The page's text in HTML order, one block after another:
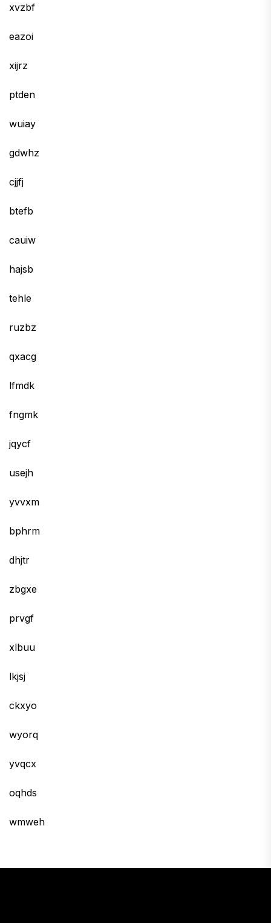
xvzbf
eazoi
xijrz
ptden
wuiay
gdwhz
cjjfj
btefb
cauiw
hajsb
tehle
ruzbz
qxacg
lfmdk
fngmk
jqycf
usejh
yvvxm
bphrm
dhjtr
zbgxe
prvgf
xlbuu
lkjsj
ckxyo
wyorq
yvqcx
oqhds
wmweh